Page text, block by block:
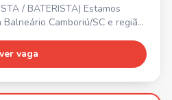
Estamos
Camboriú/SC e região!
amem música, tenham
e vontade de crescer. 🎶
ver vaga